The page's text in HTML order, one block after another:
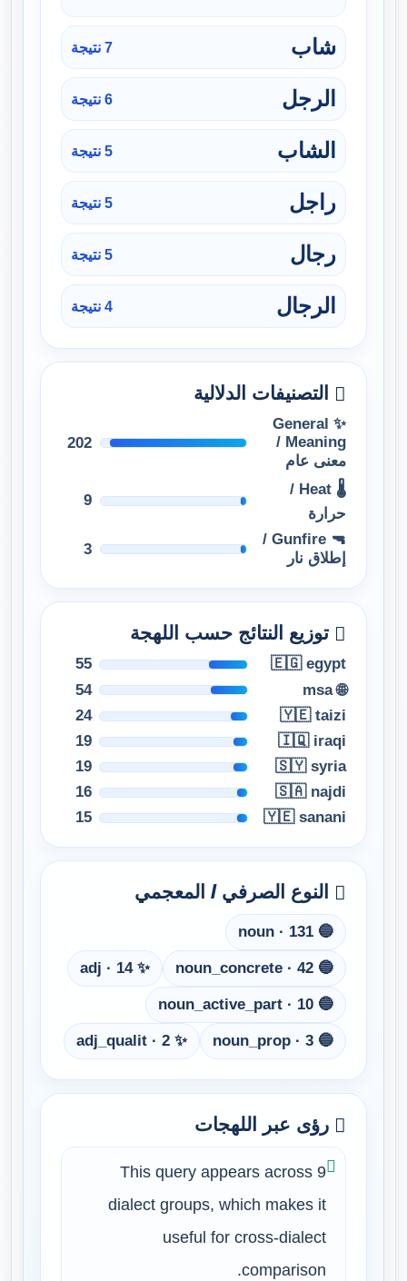
شاب 7 نتيجة
الرجل 6 نتيجة
الشاب 5 نتيجة
راجل 5 نتيجة
رجال 5 نتيجة
الرجال 4 نتيجة
التصنيفات الدلالية
✨ General
Meaning /
معنى عام
202
🌡 Heat /
حرارة
9
🔫 Gunfire /
إطلاق نار
3
توزيع النتائج حسب اللهجة
🇪🇬 egypt
55
🌐 msa
54
🇾🇪 taizi
24
🇮🇶 iraqi
19
🇸🇾 syria
19
🇸🇦 najdi
16
🇾🇪 sanani
15
النوع الصرفي / المعجمي
🔵 noun · 131
🔵 noun_concrete · 42
✨ adj · 14
🔵 noun_active_part · 10
🔵 noun_prop · 3
✨ adj_qualit · 2
رؤى عبر اللهجات
This query appears across 9
dialect groups, which makes it
useful for cross-dialect
comparison.